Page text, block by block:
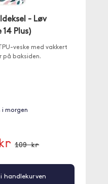
- Løv
14 Plus)
veske med vakkert
på baksiden.
i morgen
109 kr
handlekurven